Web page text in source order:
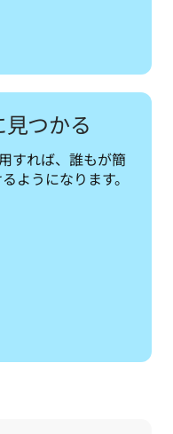
つかる
すれば、誰もが簡
ようになります。